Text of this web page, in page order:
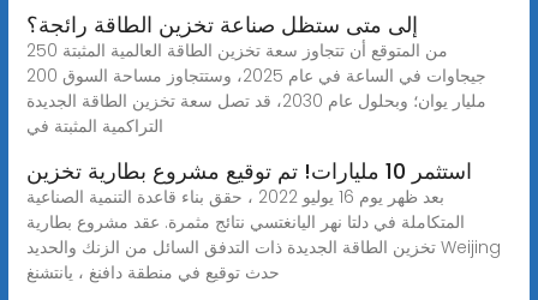
إلى متى ستظل صناعة تخزين الطاقة رائجة؟
من المتوقع أن تتجاوز سعة تخزين الطاقة العالمية المثبتة 250
جيجاوات في الساعة في عام 2025، وستتجاوز مساحة السوق 200
مليار يوان؛ وبحلول عام 2030، قد تصل سعة تخزين الطاقة الجديدة
التراكمية المثبتة في
استثمر 10 مليارات! تم توقيع مشروع بطارية تخزين
بعد ظهر يوم 16 يوليو 2022 ، حقق بناء قاعدة التنمية الصناعية
المتكاملة في دلتا نهر اليانغتسي نتائج مثمرة. عقد مشروع بطارية
تخزين الطاقة الجديدة ذات التدفق السائل من الزنك والحديد Weijing
حدث توقيع في منطقة دافنغ ، يانتشنغ